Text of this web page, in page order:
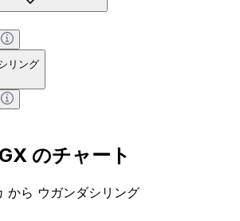
リング
のチャート
から ウガンダシリング